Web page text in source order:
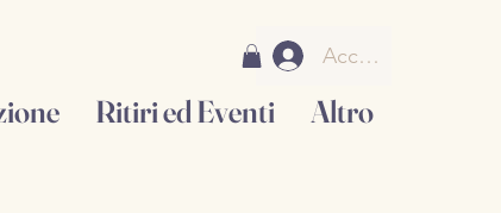
Accedi
Ritiri ed Eventi Altro